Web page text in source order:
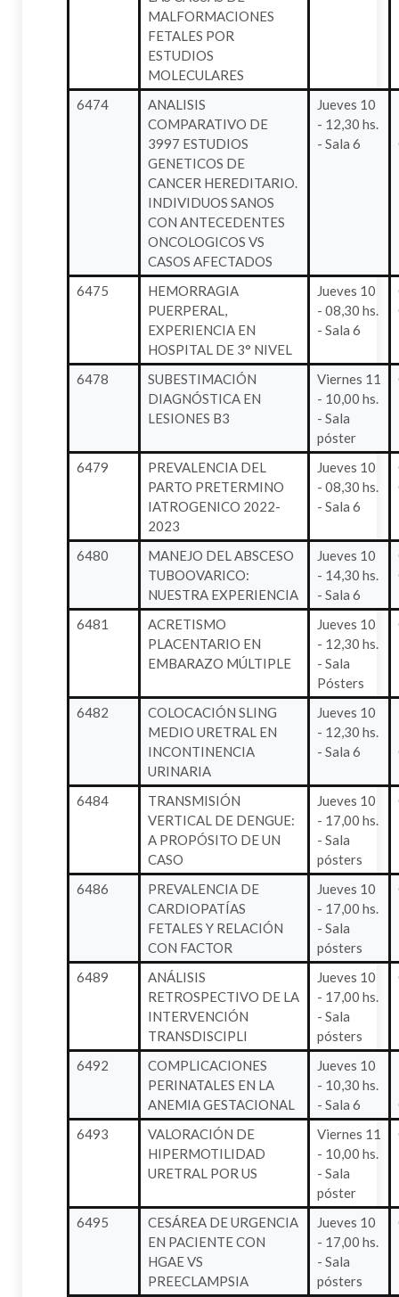
MALFORMACIONES
FETALES POR
ESTUDIOS
MOLECULARES
6474
ANALISIS
COMPARATIVO DE
3997 ESTUDIOS
GENETICOS DE
CANCER HEREDITARIO.
INDIVIDUOS SANOS
CON ANTECEDENTES
ONCOLOGICOS VS
CASOS AFECTADOS
Jueves 10
- 12,30 hs.
- Sala 6
6475
HEMORRAGIA
PUERPERAL,
EXPERIENCIA EN
HOSPITAL DE 3° NIVEL
Jueves 10
- 08,30 hs.
- Sala 6
6478
SUBESTIMACIÓN
DIAGNÓSTICA EN
LESIONES B3
Viernes 11
- 10,00 hs.
- Sala
póster
6479
PREVALENCIA DEL
PARTO PRETERMINO
IATROGENICO 2022-
2023
Jueves 10
- 08,30 hs.
- Sala 6
6480
MANEJO DEL ABSCESO
TUBOOVARICO:
NUESTRA EXPERIENCIA
Jueves 10
- 14,30 hs.
- Sala 6
6481
ACRETISMO
PLACENTARIO EN
EMBARAZO MÚLTIPLE
Jueves 10
- 12,30 hs.
- Sala
Pósters
6482
COLOCACIÓN SLING
MEDIO URETRAL EN
INCONTINENCIA
URINARIA
Jueves 10
- 12,30 hs.
- Sala 6
6484
TRANSMISIÓN
VERTICAL DE DENGUE:
A PROPÓSITO DE UN
CASO
Jueves 10
- 17,00 hs.
- Sala
pósters
6486
PREVALENCIA DE
CARDIOPATÍAS
FETALES Y RELACIÓN
CON FACTOR
Jueves 10
- 17,00 hs.
- Sala
pósters
6489
ANÁLISIS
RETROSPECTIVO DE LA
INTERVENCIÓN
TRANSDISCIPLI
Jueves 10
- 17,00 hs.
- Sala
pósters
6492
COMPLICACIONES
PERINATALES EN LA
ANEMIA GESTACIONAL
Jueves 10
- 10,30 hs.
- Sala 6
6493
VALORACIÓN DE
HIPERMOTILIDAD
URETRAL POR US
Viernes 11
- 10,00 hs.
- Sala
póster
6495
CESÁREA DE URGENCIA
EN PACIENTE CON
HGAE VS
PREECLAMPSIA
Jueves 10
- 17,00 hs.
- Sala
pósters